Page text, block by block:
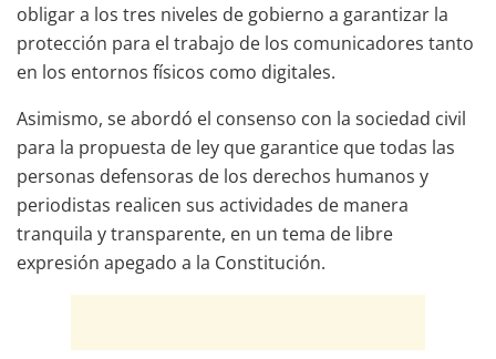
obligar a los tres niveles de gobierno a garantizar la
protección para el trabajo de los comunicadores tanto
en los entornos físicos como digitales.
Asimismo, se abordó el consenso con la sociedad civil
para la propuesta de ley que garantice que todas las
personas defensoras de los derechos humanos y
periodistas realicen sus actividades de manera
tranquila y transparente, en un tema de libre
expresión apegado a la Constitución.